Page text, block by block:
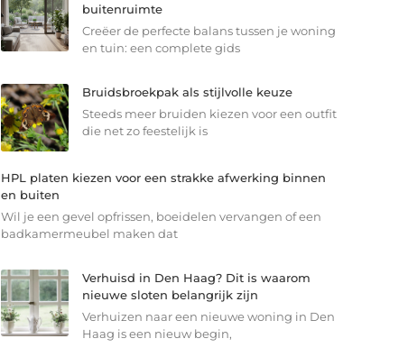
buitenruimte
Creëer de perfecte balans tussen je woning
en tuin: een complete gids
Bruidsbroekpak als stijlvolle keuze
Steeds meer bruiden kiezen voor een outfit
die net zo feestelijk is
HPL platen kiezen voor een strakke afwerking binnen
en buiten
Wil je een gevel opfrissen, boeidelen vervangen of een
badkamermeubel maken dat
Verhuisd in Den Haag? Dit is waarom
nieuwe sloten belangrijk zijn
Verhuizen naar een nieuwe woning in Den
Haag is een nieuw begin,